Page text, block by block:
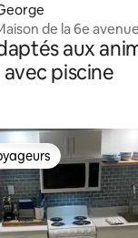
de la 6e avenue
aux
avec piscine
parmi les plus